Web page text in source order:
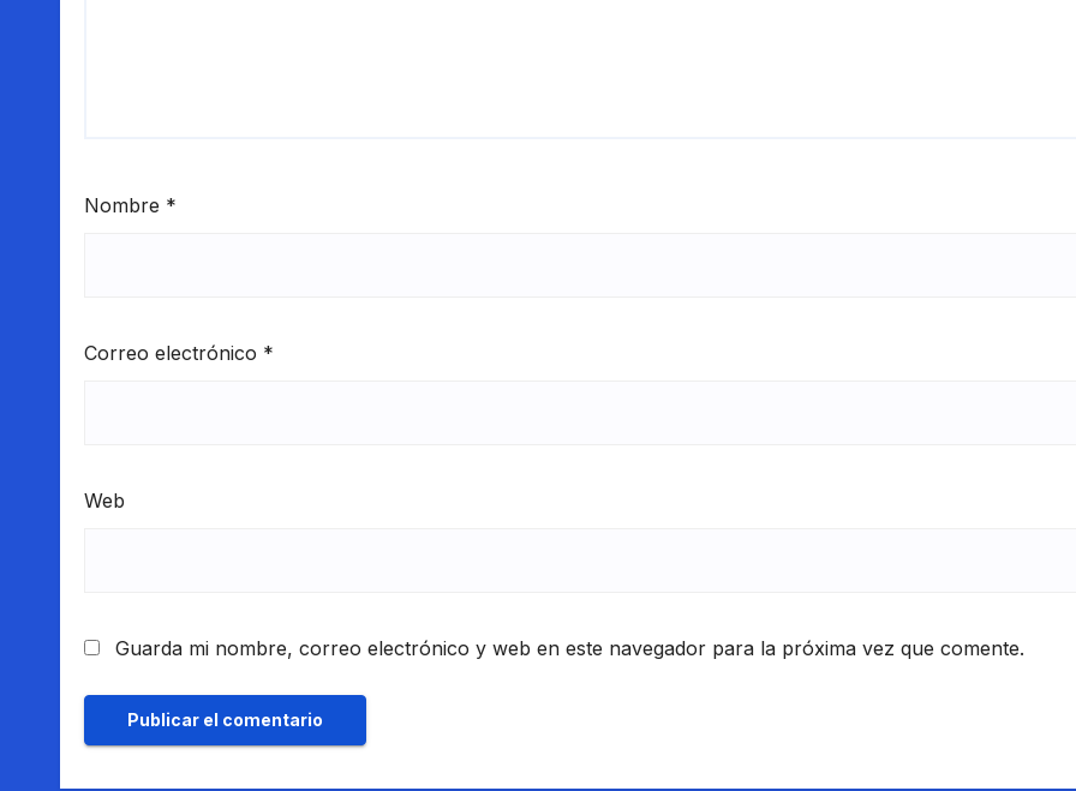
Nombre *
Correo electrónico *
Web
Guarda mi nombre, correo electrónico y web en este navegador para la próxima vez que comente.